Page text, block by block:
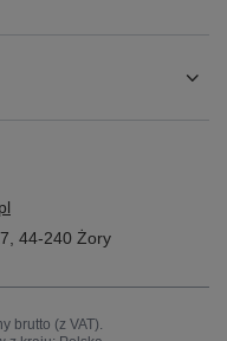
44-240 Żory
brutto (z VAT).